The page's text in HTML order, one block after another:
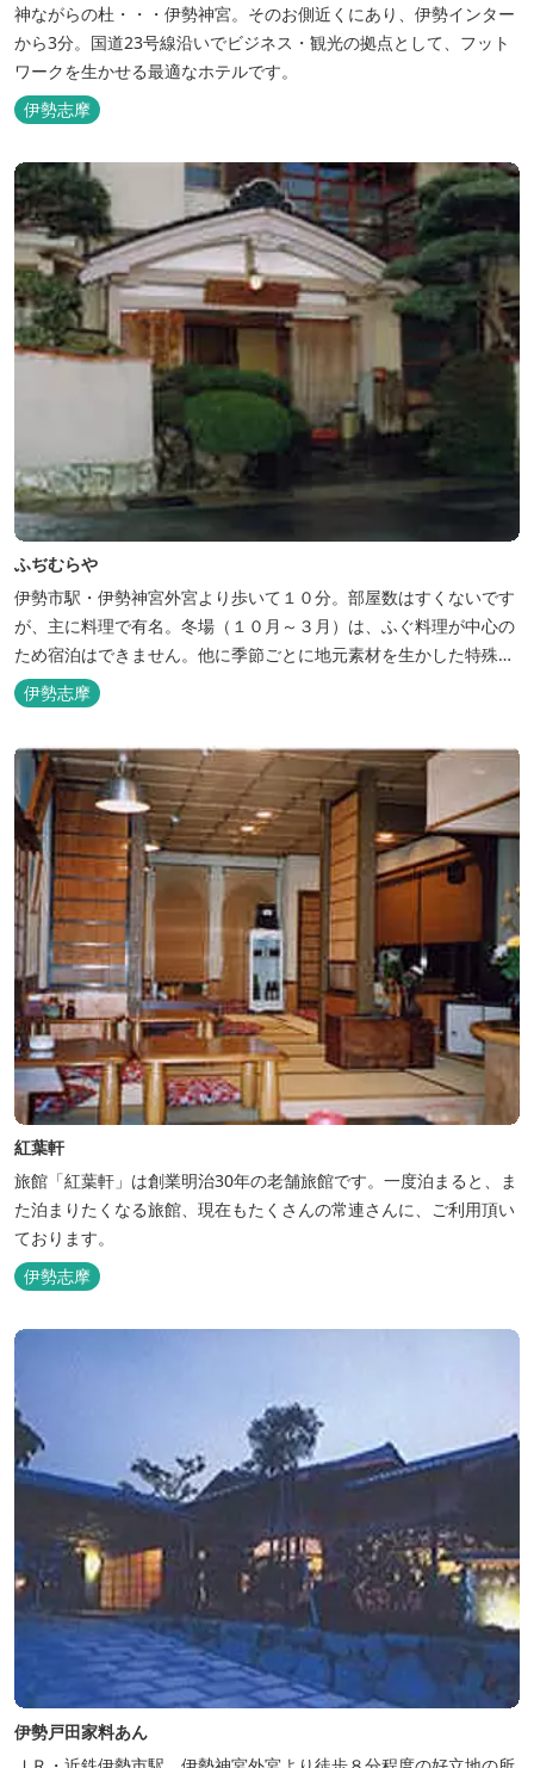
神ながらの杜・・・伊勢神宮。そのお側近くにあり、伊勢インター
から3分。国道23号線沿いでビジネス・観光の拠点として、フット
ワークを生かせる最適なホテルです。
伊勢志摩
ふぢむらや
伊勢市駅・伊勢神宮外宮より歩いて１０分。部屋数はすくないです
が、主に料理で有名。冬場（１０月～３月）は、ふぐ料理が中心の
ため宿泊はできません。他に季節ごとに地元素材を生かした特殊料
理もお楽しみ頂けます。
伊勢志摩
紅葉軒
旅館「紅葉軒」は創業明治30年の老舗旅館です。一度泊まると、ま
た泊まりたくなる旅館、現在もたくさんの常連さんに、ご利用頂い
ております。
伊勢志摩
伊勢戸田家料あん